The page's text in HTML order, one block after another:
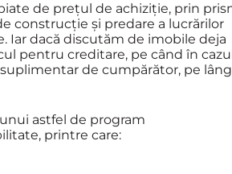
de prețul de achiziție, prin
construcție și predare a lucrărilor
dacă discutăm de imobile deja
pentru creditare, pe când în
de cumpărător, pe
astfel de program
printre care: